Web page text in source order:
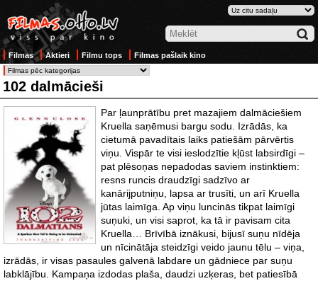
Filmas Aktieri Filmu tops Filmas pašlaik kino
102 dalmācieši
Par ļaunprātību pret mazajiem dalmāciešiem
Kruella saņēmusi bargu sodu. Izrādās, ka
cietumā pavadītais laiks patiešām pārvērtis
viņu. Vispār te visi ieslodzītie kļūst labsirdīgi –
pat plēsoņas nepadodas saviem instinktiem:
resns runcis draudzīgi sadzīvo ar
kanārijputniņu, lapsa ar trusīti, un arī Kruella
jūtas laimīga. Ap viņu luncinās tikpat laimīgi
suņuki, un visi saprot, ka tā ir pavisam cita
Kruella… Brīvībā iznākusi, bijusī suņu nīdēja
un nīcinātāja steidzīgi veido jaunu tēlu – viņa,
izrādās, ir visas pasaules galvenā labdare un gādniece par suņu
labklājību. Kampaņa izdodas plaša, daudzi uzķeras, bet patiesībā